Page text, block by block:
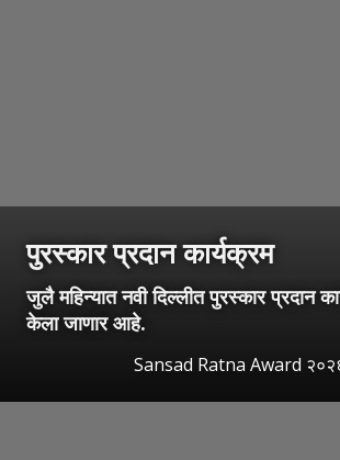
पुरस्कार प्रदान कार्यक्रम
जुलै महिन्यात नवी दिल्लीत पुरस्कार प्रदान
केला जाणार आहे.
Sansad Ratna Award